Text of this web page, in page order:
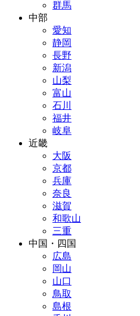
群馬
中部
愛知
静岡
長野
新潟
山梨
富山
石川
福井
岐阜
近畿
大阪
京都
兵庫
奈良
滋賀
和歌山
三重
中国・四国
広島
岡山
山口
鳥取
島根